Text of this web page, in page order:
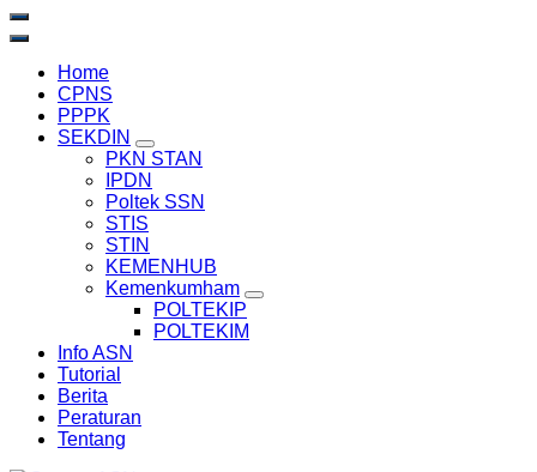
Home
CPNS
PPPK
SEKDIN
PKN STAN
IPDN
Poltek SSN
STIS
STIN
KEMENHUB
Kemenkumham
POLTEKIP
POLTEKIM
Info ASN
Tutorial
Berita
Peraturan
Tentang